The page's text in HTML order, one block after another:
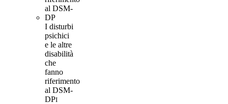
I disturbi
psichici
e le altre
disabilità
che
fanno
riferimento
al DSM-
DPI